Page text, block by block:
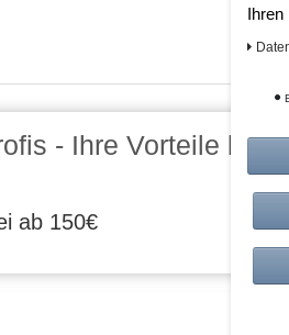
- Ihre Vorteile bei
ab 150€
Ihren